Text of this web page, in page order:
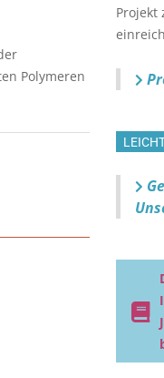
Polymeren
Projekt